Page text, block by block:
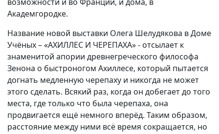
Академгородке.
Название новой выставки Олега Шелудякова в Доме
Учёных – «АХИЛЛЕС И ЧЕРЕПАХА» - отсылает к
знаменитой апории древнегреческого философа
Зенона о быстроногом Ахиллесе, который пытается
догнать медленную черепаху и никогда не может
этого сделать. Всякий раз, когда он добегает до того
места, где только что была черепаха, она
продвигается ещё немного вперёд. Таким образом,
расстояние между ними всё время сокращается, но